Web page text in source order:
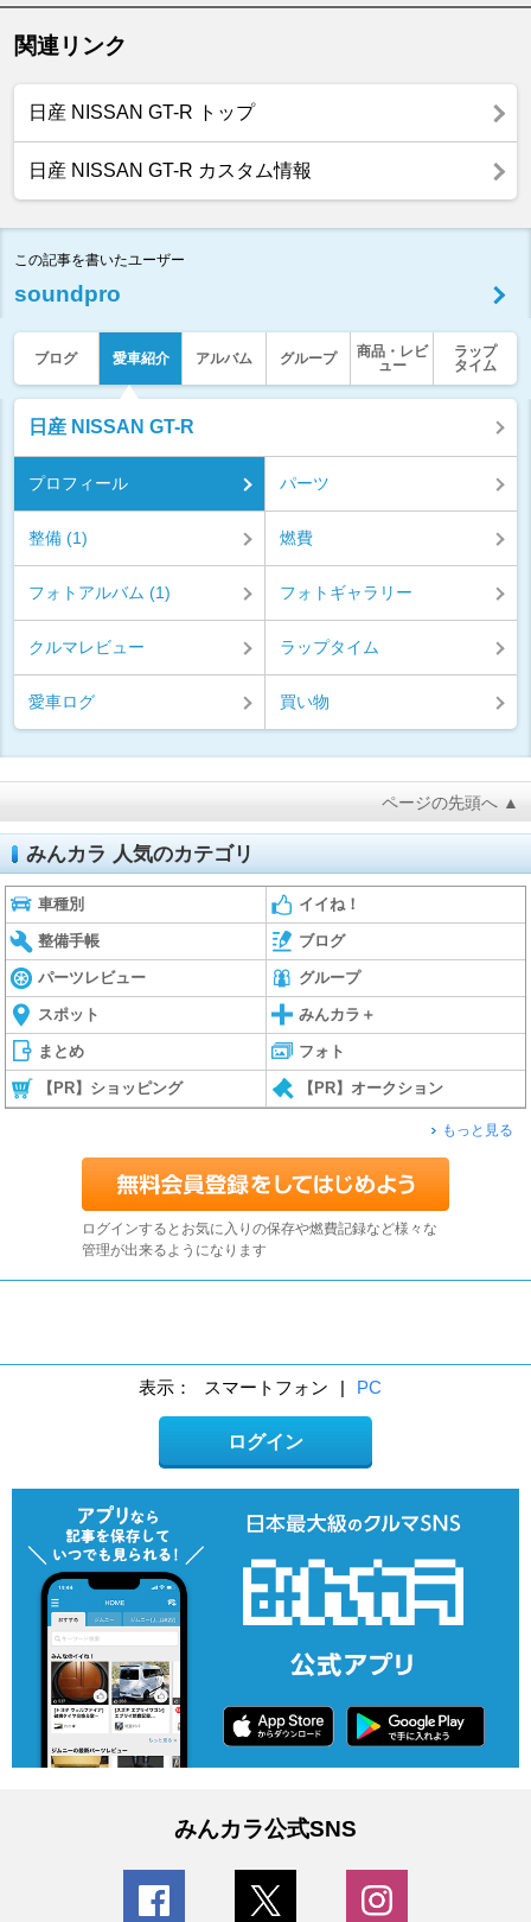
関連リンク
日産 NISSAN GT-R トップ
日産 NISSAN GT-R カスタム情報
この記事を書いたユーザー
soundpro
ブログ 愛車紹介 アルバム グループ
商品・レビ
ュー
ラップ
タイム
日産 NISSAN GT-R
プロフィール パーツ
整備 (1) 燃費
フォトアルバム (1) フォトギャラリー
クルマレビュー ラップタイム
愛車ログ 買い物
ページの先頭へ ▲
みんカラ 人気のカテゴリ
車種別 イイね！
整備手帳 ブログ
パーツレビュー グループ
スポット みんカラ＋
まとめ フォト
【PR】ショッピング 【PR】オークション
もっと見る
ログインするとお気に入りの保存や燃費記録など様々な
管理が出来るようになります
表示： スマートフォン | PC
ログイン
みんカラ公式SNS